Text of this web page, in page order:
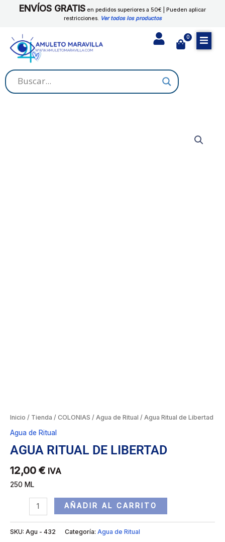
ENVÍOS GRATIS en pedidos superiores a 50€ | Pueden aplicar
restricciones. Ver todos los productos
0
Cart
Inicio / Tienda / COLONIAS / Agua de Ritual / Agua Ritual de Libertad
Agua de Ritual
AGUA RITUAL DE LIBERTAD
12,00 € IVA
250 ML
AÑADIR AL CARRITO
SKU: Agu - 432 Categoría: Agua de Ritual
Libertad